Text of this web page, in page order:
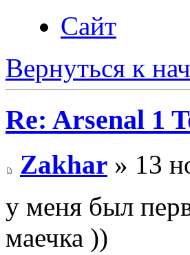
Сайт
Вернуться к
Re: Arsenal 1
Zakhar » 13
у меня был
маечка ))